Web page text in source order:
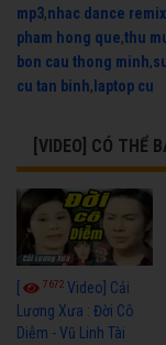
mp3,nhac dance remix
pham hong que,thu
bon cau thong minh,
cu tan binh, laptop cu
[VIDEO] CÓ THỂ
7672 Video] Cải
Lương Xưa : Đời Cô
Diễm - Vũ Linh Tài